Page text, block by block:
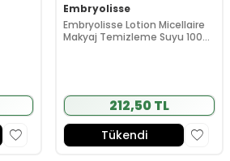
Embryolisse
Embryolisse Lotion Micellaire
Makyaj Temizleme Suyu 100
212,50 TL
Tükendi